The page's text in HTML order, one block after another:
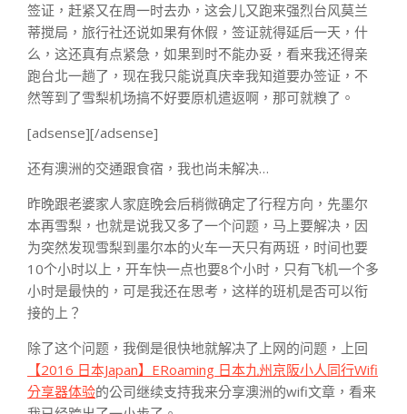
签证，赶紧又在周一时去办，这会儿又跑来强烈台风莫兰
蒂搅局，旅行社还说如果有休假，签证就得延后一天，什
么，这还真有点紧急，如果到时不能办妥，看来我还得亲
跑台北一趟了，现在我只能说真庆幸我知道要办签证，不
然等到了雪梨机场搞不好要原机遣返啊，那可就糗了。
[adsense][/adsense]
还有澳洲的交通跟食宿，我也尚未解决…
昨晚跟老婆家人家庭晚会后稍微确定了行程方向，先墨尔
本再雪梨，也就是说我又多了一个问题，马上要解决，因
为突然发现雪梨到墨尔本的火车一天只有两班，时间也要
10个小时以上，开车快一点也要8个小时，只有飞机一个多
小时是最快的，可是我还在思考，这样的班机是否可以衔
接的上？
除了这个问题，我倒是很快地就解决了上网的问题，上回
【2016 日本Japan】ERoaming 日本九州京阪小人同行Wifi
分享器体验的公司继续支持我来分享澳洲的wifi文章，看来